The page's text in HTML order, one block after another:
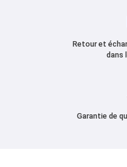
Retour et
dans
Garantie de